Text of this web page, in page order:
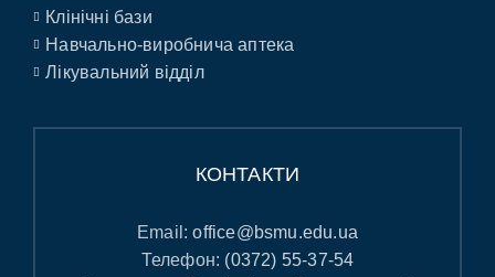
Клінічні бази
Навчально-виробнича аптека
Лікувальний відділ
КОНТАКТИ
Email:office@bsmu.edu.ua
Телефон: (0372) 55-37-54